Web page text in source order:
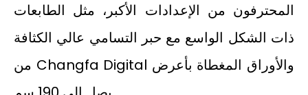
المحترفون من الإعدادات الأكبر، مثل الطابعات
ذات الشكل الواسع مع حبر التسامي عالي الكثافة
من Changfa Digital والأوراق المغطاة بأعرض